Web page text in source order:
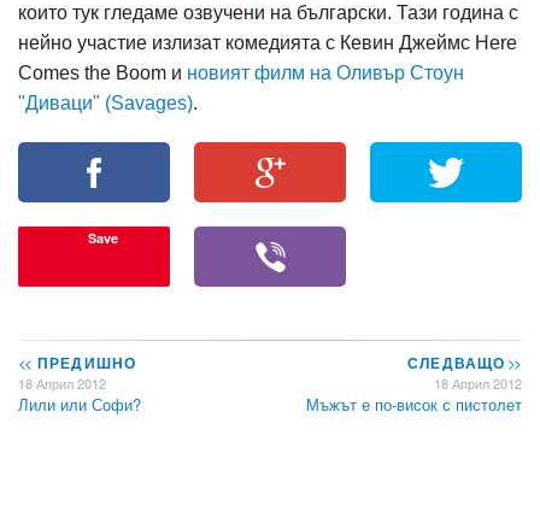
които тук гледаме озвучени на български. Тази година с
нейно участие излизат комедията с Кевин Джеймс Here
Comes the Boom и новият филм на Оливър Стоун
"Диваци" (Savages).
Save
<< ПРЕДИШНО
18 Април 2012
Лили или Софи?
СЛЕДВАЩО>>
18 Април 2012
Мъжът е по-висок с пистолет